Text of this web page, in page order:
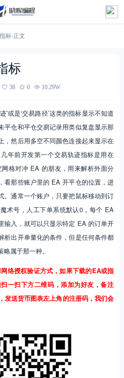
标-正文
标
38 0 10.29W
’或是‘交易路径’这类的指标显示不知道
平仓和平仓交易记录用类似复盘显示那
，然后用多空不同颜色连接起来显示在
年前开发第一个交易轨迹指标是用在
格对冲 EA 的朋友，用来解析外面分
看那些账户里的 EA 开平仓的位置，进
。通常一个账户，只要把鼠标移动到订
术号，人工下单系统默认0，每个 EA
输入，就可以只显示特定 EA 的订单开
析出开单量化的条件，但是任何条件都
属于那一种。
络授权验证方式，如果下载的EA或指
一扫下方二维码，添加为好友，备注
发送货币图表左上角的注册码，我们会